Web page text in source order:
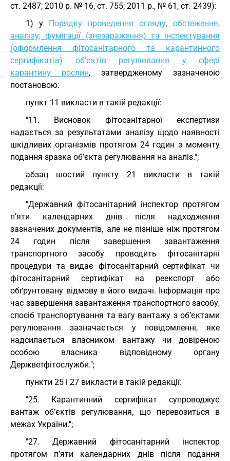
ст. 2487; 2010 р. № 16, ст. 755; 2011 р., № 61, ст. 2439):
1) у Порядку проведення огляду, обстеження,
аналізу, фумігації (знезараження) та інспектування
(оформлення фітосанітарного та карантинного
сертифікатів) об’єктів регулювання у сфері
карантину рослин, затвердженому зазначеною
постановою:
пункт 11 викласти в такій редакції:
"11. Висновок фітосанітарної експертизи
надається за результатами аналізу щодо наявності
шкідливих організмів протягом 24 годин з моменту
подання зразка об’єкта регулювання на аналіз.";
абзац шостий пункту 21 викласти в такій
редакції:
"Державний фітосанітарний інспектор протягом
п’яти календарних днів після надходження
зазначених документів, але не пізніше ніж протягом
24 годин після завершення завантаження
транспортного засобу проводить фітосанітарні
процедури та видає фітосанітарний сертифікат чи
фітосанітарний сертифікат на реекспорт або
обґрунтовану відмову в його видачі. Інформація про
час завершення завантаження транспортного засобу,
спосіб транспортування та вагу вантажу з об’єктами
регулювання зазначається у повідомленні, яке
надсилається власником вантажу чи довіреною
особою власника відповідному органу
Держветфітослужби.";
пункти 25 і 27 викласти в такій редакції:
"25. Карантинний сертифікат супроводжує
вантаж об’єктів регулювання, що перевозиться в
межах України.";
"27. Державний фітосанітарний інспектор
протягом п’яти календарних днів після подання